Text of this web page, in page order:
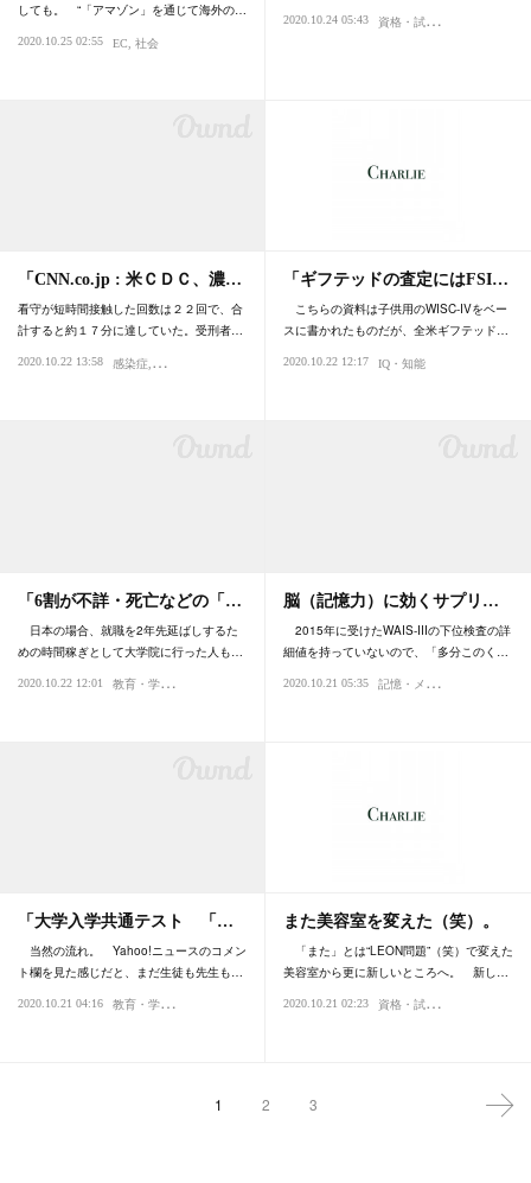
しても。 “「アマゾン」を通じて海外の…
2020.10.25 02:55 EC 社会
2020.10.24 05:43 資
格・試験
「CNN.co.jp : 米ＣＤＣ、濃…
看守が短時間接触した回数は２２回で、合
計すると約１７分に達していた。受刑者…
2020.10.22 13:58 感染症 パンデミック
「ギフテッドの査定にはFSI…
こちらの資料は子供用のWISC-IVをベー
スに書かれたものだが、全米ギフテッド…
2020.10.22 12:17 IQ・知能
「6割が不詳・死亡などの「…
日本の場合、就職を2年先延ばしするた
めの時間稼ぎとして大学院に行った人も…
2020.10.22 12:01 教
育・学問・学習
脳（記憶力）に効くサプリ…
2015年に受けたWAIS-IIIの下位検査の詳
細値を持っていないので、「多分このく…
2020.10.21 05:35 記
憶・メモリ
「大学入学共通テスト 「…
当然の流れ。 Yahoo!ニュースのコメン
ト欄を見た感じだと、まだ生徒も先生も…
2020.10.21 04:16 教
育・学問・学習
また美容室を変えた（笑）。
「また」とは“LEON問題”（笑）で変えた
美容室から更に新しいところへ。 新し…
2020.10.21 02:23 資
格・試験
1 2 3